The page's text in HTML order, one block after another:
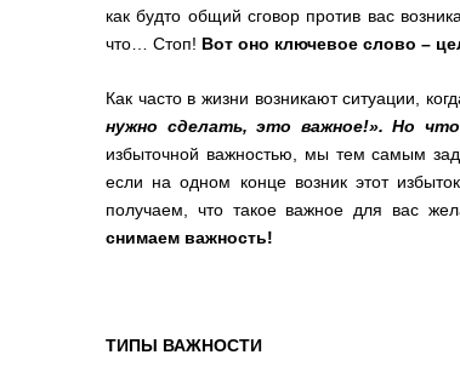
как будто общий сговор против вас
что… Стоп! Вот оно ключевое слово –
Как часто в жизни возникают ситуации,
нужно сделать, это важное!». Но
избыточной важностью, мы тем самым
если на одном конце возник этот
получаем, что такое важное для вас
снимаем важность!
ТИПЫ ВАЖНОСТИ